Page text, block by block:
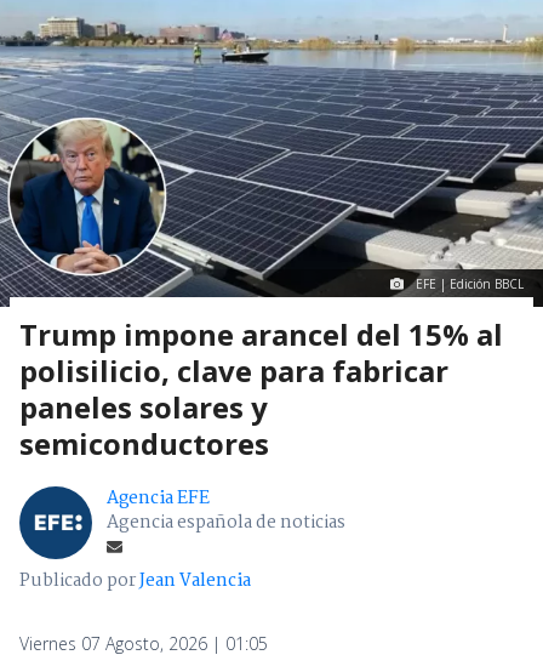
EFE | Edición BBCL
Trump impone arancel del 15% al
polisilicio, clave para fabricar
paneles solares y
semiconductores
Agencia EFE
Agencia española de noticias
Publicado porJean Valencia
Viernes 07 Agosto, 2026 | 01:05